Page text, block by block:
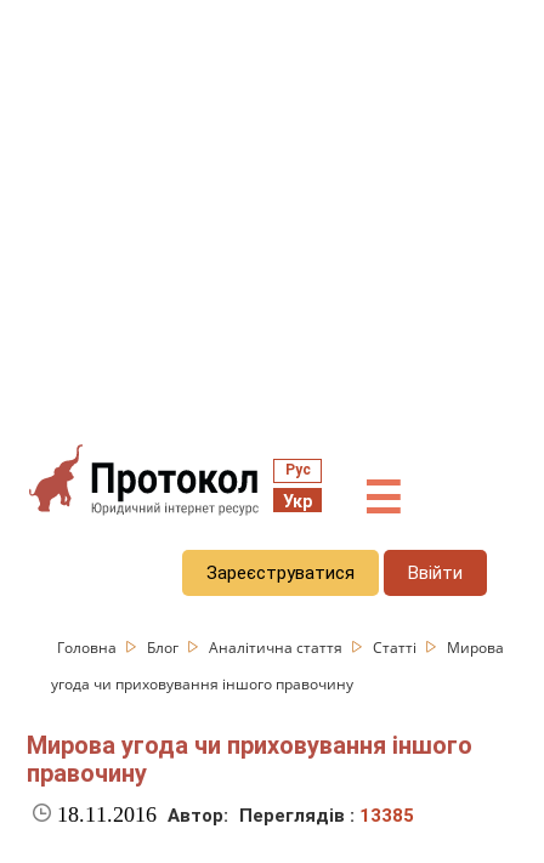
Рус
Укр ☰
Зареєструватися Ввійти
Головна Блог Аналітична стаття Статті
Мирова
угода чи приховування іншого правочину
Мирова угода чи приховування іншого
правочину
18.11.2016 Автор: Переглядів : 13385